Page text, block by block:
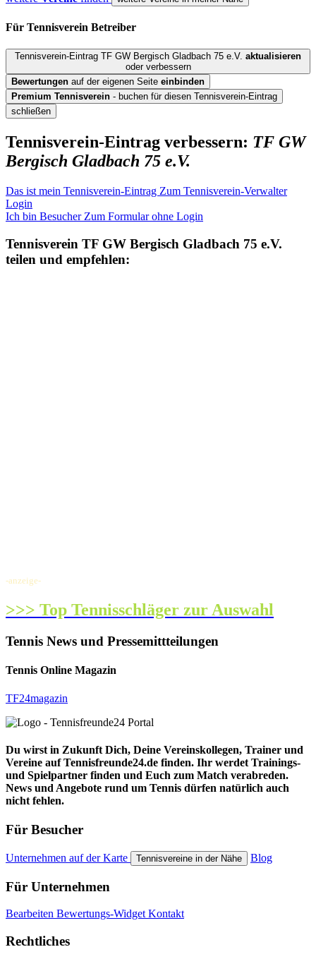
Für Tennisverein Betreiber
Tennisverein-Eintrag TF GW Bergisch Gladbach 75 e.V. aktualisieren
oder verbessern
Bewertungen auf der eigenen Seite einbinden
Premium Tennisverein - buchen für diesen Tennisverein-Eintrag
schließen
Tennisverein-Eintrag verbessern: TF GW
Bergisch Gladbach 75 e.V.
Das ist mein Tennisverein-Eintrag Zum Tennisverein-Verwalter
Login
Ich bin Besucher Zum Formular ohne Login
Tennisverein TF GW Bergisch Gladbach 75 e.V.
teilen und empfehlen:
-anzeige-
>>> Top Tennisschläger zur Auswahl
Tennis News und Pressemittteilungen
Tennis Online Magazin
TF24magazin
Du wirst in Zukunft Dich, Deine Vereinskollegen, Trainer und
Vereine auf Tennisfreunde24.de finden. Ihr werdet Trainings-
und Spielpartner finden und Euch zum Match verabreden.
News und Angebote rund um Tennis dürfen natürlich auch
nicht fehlen.
Für Besucher
Unternehmen auf der Karte Tennisvereine in der Nähe Blog
Für Unternehmen
Bearbeiten Bewertungs-Widget Kontakt
Rechtliches